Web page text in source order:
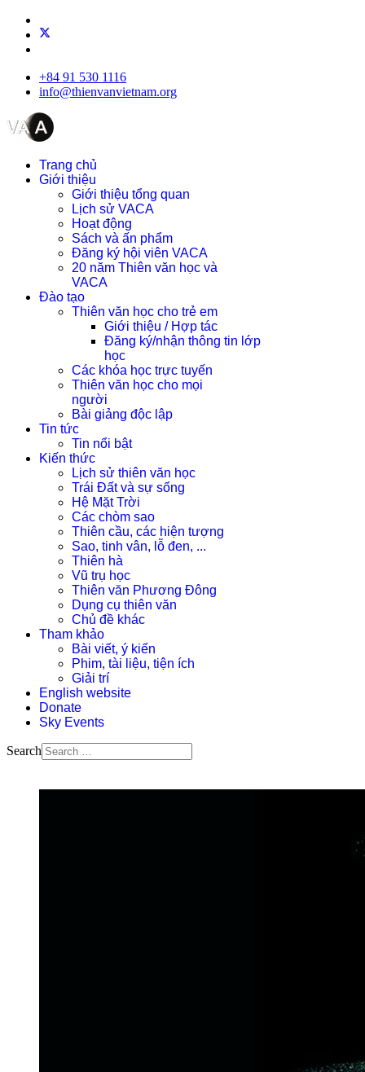
+84 91 530 1116
info@thienvanvietnam.org
Trang chủ
Giới thiệu
Giới thiệu tổng quan
Lịch sử VACA
Hoạt động
Sách và ấn phẩm
Đăng ký hội viên VACA
20 năm Thiên văn học và
VACA
Đào tạo
Thiên văn học cho trẻ em
Giới thiệu / Hợp tác
Đăng ký/nhận thông tin lớp
học
Các khóa học trực tuyến
Thiên văn học cho mọi
người
Bài giảng độc lập
Tin tức
Tin nổi bật
Kiến thức
Lịch sử thiên văn học
Trái Đất và sự sống
Hệ Mặt Trời
Các chòm sao
Thiên cầu, các hiện tượng
Sao, tinh vân, lỗ đen, ...
Thiên hà
Vũ trụ học
Thiên văn Phương Đông
Dụng cụ thiên văn
Chủ đề khác
Tham khảo
Bài viết, ý kiến
Phim, tài liệu, tiện ích
Giải trí
English website
Donate
Sky Events
Search